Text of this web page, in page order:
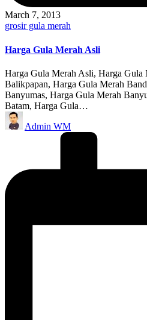
March 7, 2013
Posted
grosir gula merah
Harga Gula Merah Asli
Harga Gula Merah Asli, Harga
Balikpapan, Harga Gula Merah
Banyumas, Harga Gula Merah
Batam, Harga Gula…
Posted
by
Admin WM